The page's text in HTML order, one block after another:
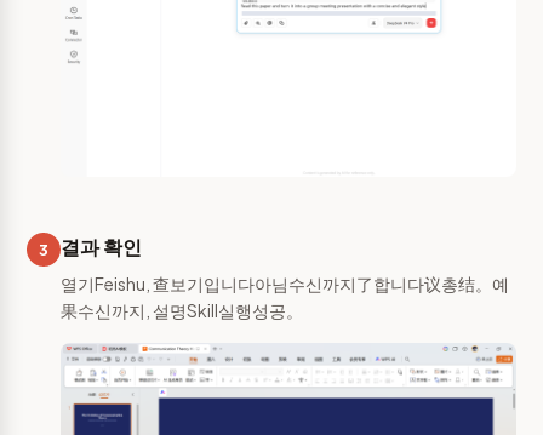
3 결과 확인
열기Feishu, 查보기입니다아님수신까지了합니다议총结。예
果수신까지, 설명Skill실행성공。